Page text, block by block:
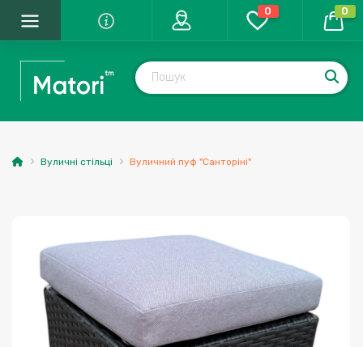
0 0
Вуличні стільці Вуличний пуф "Санторіні"